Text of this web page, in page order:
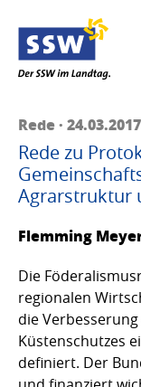
Rede · 24.03.2017
Rede zu
Agrarstruktur
Flemming
Die
regionalen
die
Küstenschutzes
definiert. Der